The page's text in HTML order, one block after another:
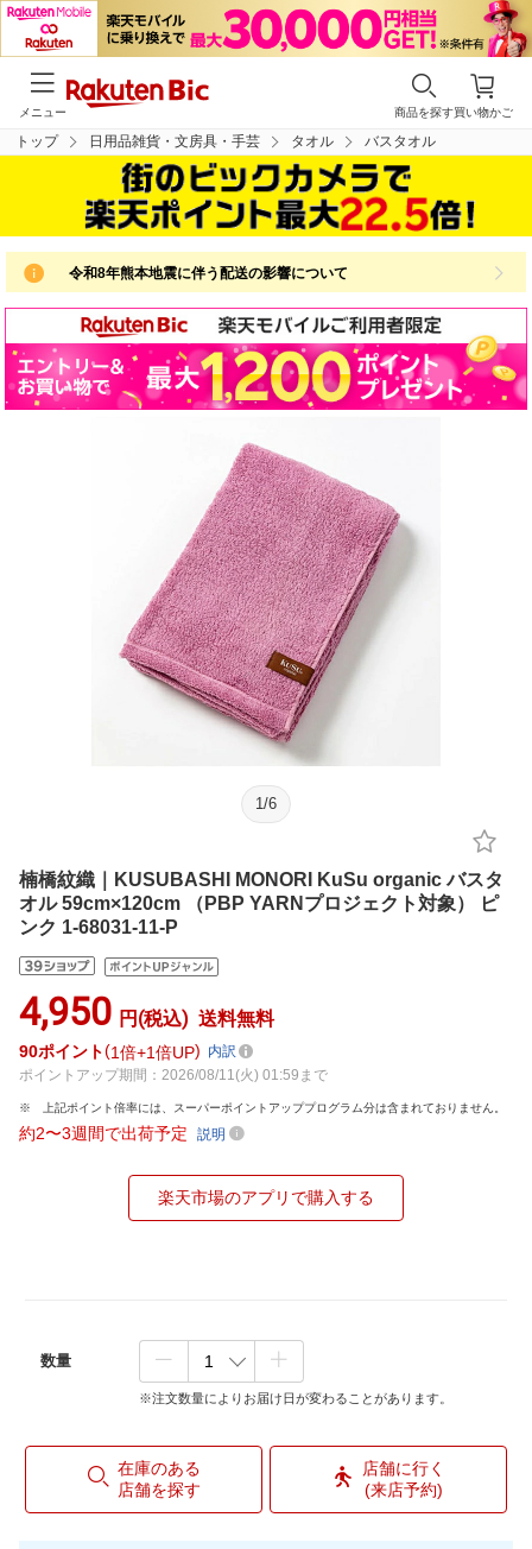
買い物かご
商品を探す
メニュー
トップ 日用品雑貨・文房具・手芸 タオル バスタオル
令和8年熊本地震に伴う配送の影響について
1 /6
楠橋紋織｜KUSUBASHI MONORI KuSu organic バスタ
オル 59cm×120cm （PBP YARNプロジェクト対象） ピ
ンク 1-68031-11-P
4,950 円(税込) 送料無料
90ポイント 1倍 1倍UP
内訳
ポイントアップ期間：2026/08/11(火) 01:59まで
上記ポイント倍率には、スーパーポイントアッププログラム分は含まれておりません。
約2〜3週間で出荷予定 説明
楽天市場のアプリで購入する
数量
※注文数量によりお届け日が変わることがあります。
在庫のある
店舗を探す
店舗に行く
(来店予約)